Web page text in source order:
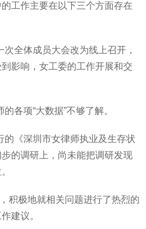
工作主要在以下三个方面存在
全体成员大会改为线上召开，
影响，女工委的工作开展和交
各项“大数据”不够了解。
的《深圳市女律师执业及生存状
的调研上，尚未能把调研发现
积极地就相关问题进行了热烈的
建议。